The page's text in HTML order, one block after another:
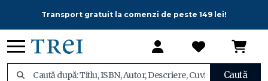
Transport gratuit la comenzi de peste 149 lei!
Caută